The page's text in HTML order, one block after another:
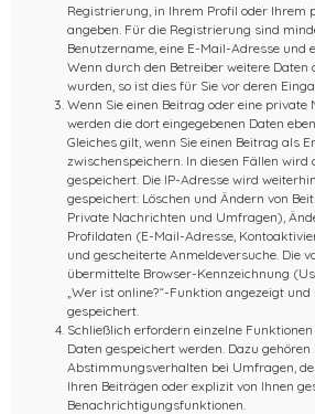
Registrierung, in Ihrem Profil oder Ihrem
angeben. Für die Registrierung sind
Benutzername, eine E-Mail-Adresse und
Wenn durch den Betreiber weitere Daten
wurden, so ist dies für Sie vor deren
Wenn Sie einen Beitrag oder eine private
werden die dort eingegebenen Daten
Gleiches gilt, wenn Sie einen Beitrag als
zwischenspeichern. In diesen Fällen wird
gespeichert. Die IP-Adresse wird
gespeichert: Löschen und Ändern von
Private Nachrichten und Umfragen),
Profildaten (E-Mail-Adresse,
und gescheiterte Anmeldeversuche. Die
übermittelte Browser-Kennzeichnung
„Wer ist online?“-Funktion angezeigt
gespeichert.
Schließlich erfordern einzelne
Daten gespeichert werden. Dazu gehören
Abstimmungsverhalten bei Umfragen,
Ihren Beiträgen oder explizit von Ihnen
Benachrichtigungsfunktionen.